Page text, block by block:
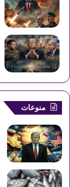
منوعات